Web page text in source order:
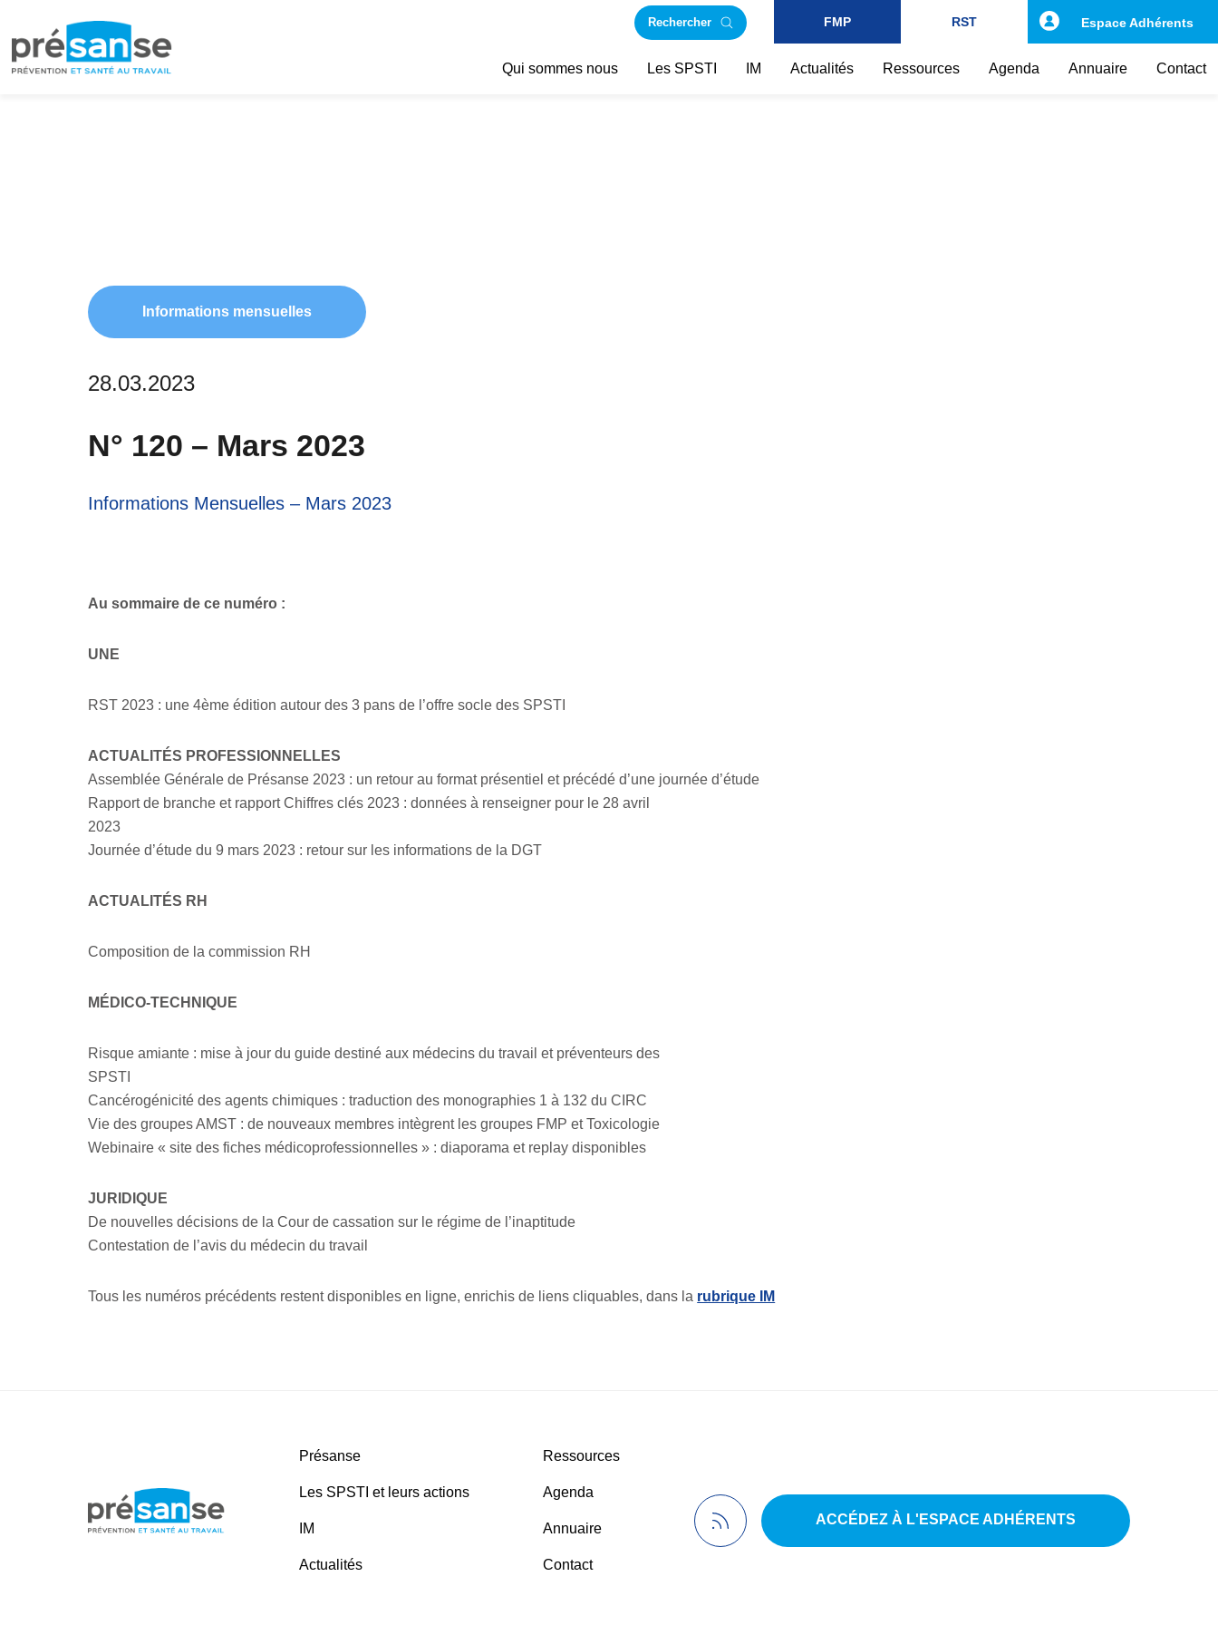
la
au
contenu
Rechercher FMP RST
Qui sommes nous Les SPSTI IM Actualités Ressources Agenda Annuaire Contact
Espace Adhérents
Informations mensuelles
28.03.2023
N° 120 – Mars 2023
Informations Mensuelles – Mars 2023
Au sommaire de ce numéro :
UNE
RST 2023 : une 4ème édition autour des 3 pans de l’offre socle des SPSTI
ACTUALITÉS PROFESSIONNELLES
Assemblée Générale de Présanse 2023 : un retour au format présentiel et précédé d’une journée d’étude
Rapport de branche et rapport Chiffres clés 2023 : données à renseigner pour le 28 avril
2023
Journée d’étude du 9 mars 2023 : retour sur les informations de la DGT
ACTUALITÉS RH
Composition de la commission RH
MÉDICO-TECHNIQUE
Risque amiante : mise à jour du guide destiné aux médecins du travail et préventeurs des
SPSTI
Cancérogénicité des agents chimiques : traduction des monographies 1 à 132 du CIRC
Vie des groupes AMST : de nouveaux membres intègrent les groupes FMP et Toxicologie
Webinaire « site des fiches médicoprofessionnelles » : diaporama et replay disponibles
JURIDIQUE
De nouvelles décisions de la Cour de cassation sur le régime de l’inaptitude
Contestation de l’avis du médecin du travail
Tous les numéros précédents restent disponibles en ligne, enrichis de liens cliquables, dans la rubrique IM
Présanse
Les SPSTI et leurs actions
IM
Actualités
Ressources
Agenda
Annuaire
Contact
ACCÉDEZ À L'ESPACE ADHÉRENTS